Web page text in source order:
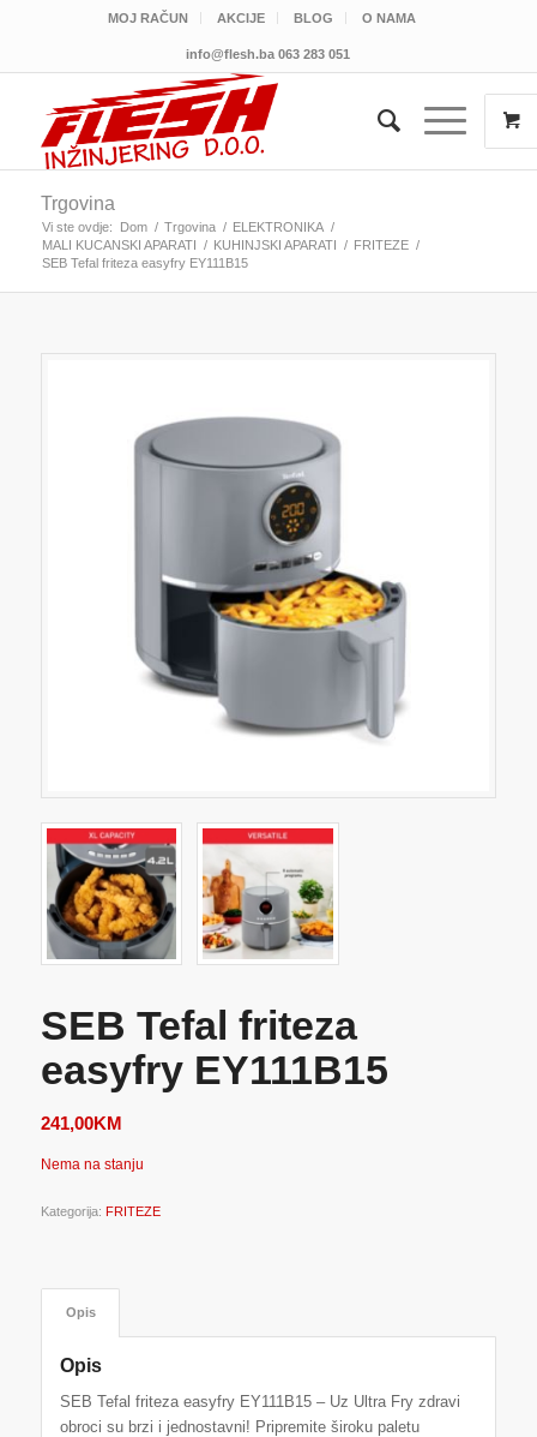
MOJ RAČUN AKCIJE BLOG O NAMA
info@flesh.ba 063 283 051
Trgovina
Vi ste ovdje: Dom / Trgovina / ELEKTRONIKA /
MALI KUCANSKI APARATI / KUHINJSKI APARATI / FRITEZE /
SEB Tefal friteza easyfry EY111B15
SEB Tefal friteza
easyfry EY111B15
241,00KM
Nema na stanju
Kategorija: FRITEZE
Opis
Opis
SEB Tefal friteza easyfry EY111B15 – Uz Ultra Fry zdravi
obroci su brzi i jednostavni! Pripremite široku paletu